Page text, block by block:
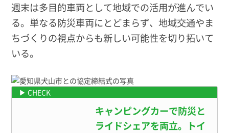
週末は多目的車両として地域での活用が進んでい
る。単なる防災車両にとどまらず、地域交通やま
ちづくりの視点からも新しい可能性を切り拓いて
いる。
キャンピングカーで防災と
ライドシェアを両立。トイ